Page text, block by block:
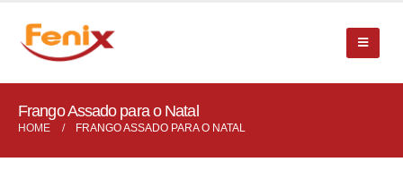
Frango Assado para o Natal
HOME FRANGO ASSADO PARA O NATAL